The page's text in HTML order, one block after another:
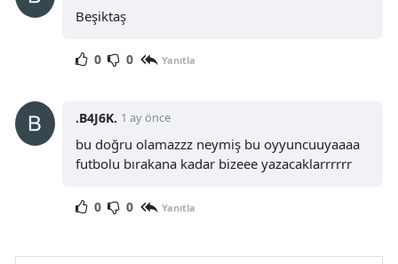
Beşiktaş
0 0 Yanıtla
.B4J6K. 1 ay önce
bu doğru olamazzz neymiş bu oyyuncuuyaaaa
futbolu bırakana kadar bizeee yazacaklarrrrrr
0 0 Yanıtla